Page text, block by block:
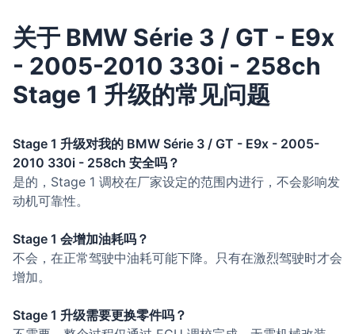
关于 BMW Série 3 / GT - E9x
- 2005-2010 330i - 258ch
Stage 1 升级的常见问题
Stage 1 升级对我的 BMW Série 3 / GT - E9x - 2005-
2010 330i - 258ch 安全吗？
是的，Stage 1 调校在厂家设定的范围内进行，不会影响发
动机可靠性。
Stage 1 会增加油耗吗？
不会，在正常驾驶中油耗可能下降。只有在激烈驾驶时才会
增加。
Stage 1 升级需要更换零件吗？